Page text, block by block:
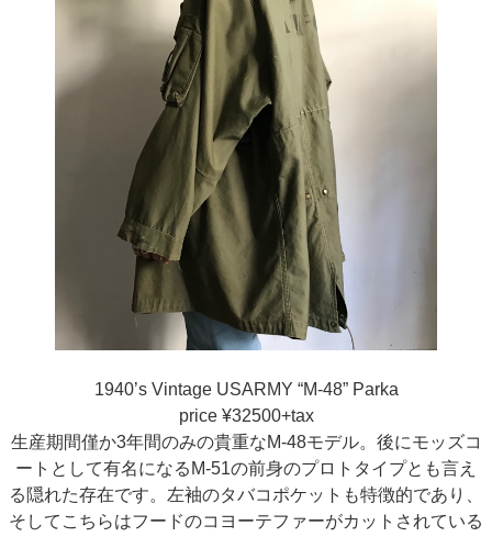
1940’s Vintage USARMY “M-48” Parka
price ¥32500+tax
生産期間僅か3年間のみの貴重なM-48モデル。後にモッズコ
ートとして有名になるM-51の前身のプロトタイプとも言え
る隠れた存在です。左袖のタバコポケットも特徴的であり、
そしてこちらはフードのコヨーテファーがカットされている